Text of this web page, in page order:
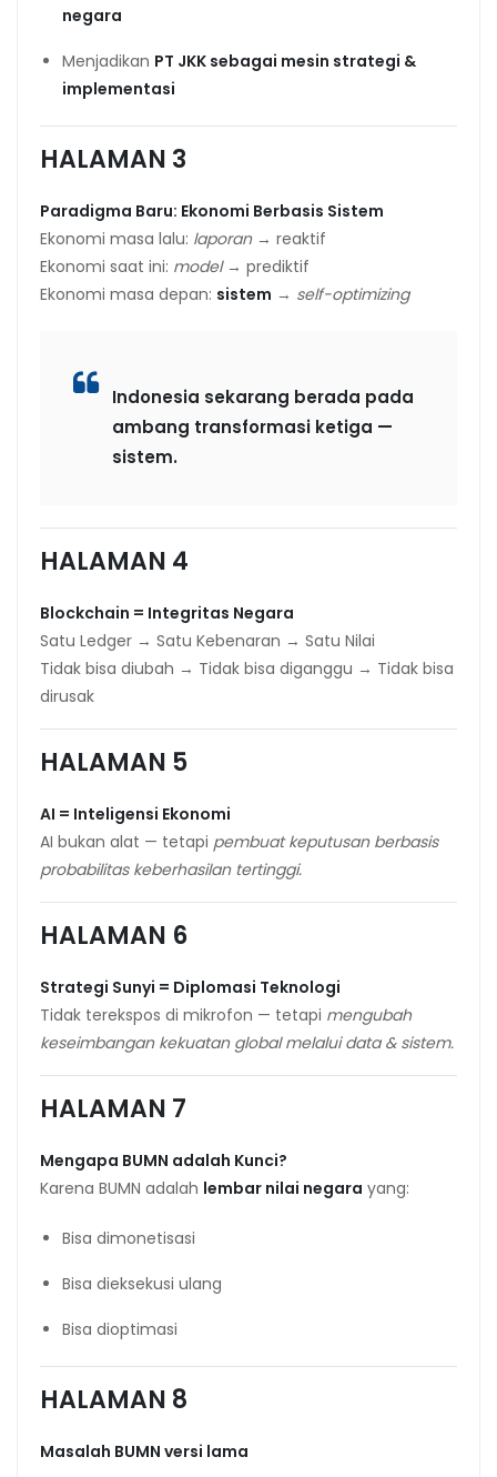
negara
Menjadikan PT JKK sebagai mesin strategi &
implementasi
HALAMAN 3
Paradigma Baru: Ekonomi Berbasis Sistem
Ekonomi masa lalu: laporan→ reaktif
Ekonomi saat ini: model→ prediktif
Ekonomi masa depan: sistem → self-optimizing
Indonesia sekarang berada pada
ambang transformasi ketiga —
sistem.
HALAMAN 4
Blockchain = Integritas Negara
Satu Ledger → Satu Kebenaran → Satu Nilai
Tidak bisa diubah → Tidak bisa diganggu → Tidak bisa
dirusak
HALAMAN 5
AI = Inteligensi Ekonomi
AI bukan alat — tetapi pembuat keputusan berbasis
probabilitas keberhasilan tertinggi.
HALAMAN 6
Strategi Sunyi = Diplomasi Teknologi
Tidak terekspos di mikrofon — tetapi mengubah
keseimbangan kekuatan global melalui data & sistem.
HALAMAN 7
Mengapa BUMN adalah Kunci?
Karena BUMN adalah lembar nilai negara yang:
Bisa dimonetisasi
Bisa dieksekusi ulang
Bisa dioptimasi
HALAMAN 8
Masalah BUMN versi lama